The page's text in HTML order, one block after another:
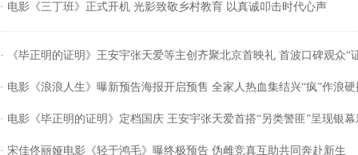
· 电影《三丁班》正式开机 光影致敬乡村教育 以真诚叩击时代心声
· 《毕正明的证明》王安宇张天爱等主创齐聚北京首映礼 首波口碑观众“
· 电影《浪浪人生》曝新预告海报开启预售 全家人热血集结兴“疯”作浪
· 电影《毕正明的证明》定档国庆 王安宇张天爱首搭“另类警匪”呈现银
· 宋佳佟丽娅电影《轻于鸿毛》曝终极预告 伪雌竞真互助共同奔赴新生